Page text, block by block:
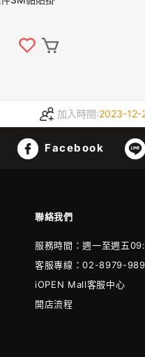
加入時間:2023-12-
Facebook
聯絡我們
服務時間：週一至週五
客服專線：02-8979-
iOPEN Mall客服中心
開店流程